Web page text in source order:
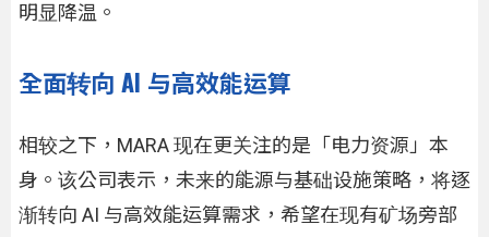
明显降温。
全面转向 AI 与高效能运算
相较之下，MARA 现在更关注的是「电力资源」本
身。该公司表示，未来的能源与基础设施策略，将逐
渐转向 AI 与高效能运算需求，希望在现有矿场旁部